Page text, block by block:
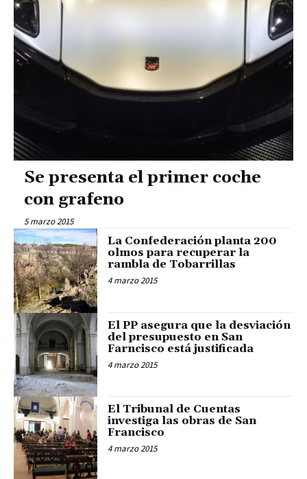
Se presenta el primer coche
con grafeno
5 marzo 2015
La Confederación planta 200
olmos para recuperar la
rambla de Tobarrillas
4 marzo 2015
El PP asegura que la desviación
del presupuesto en San
Farncisco está justificada
4 marzo 2015
El Tribunal de Cuentas
investiga las obras de San
Francisco
4 marzo 2015